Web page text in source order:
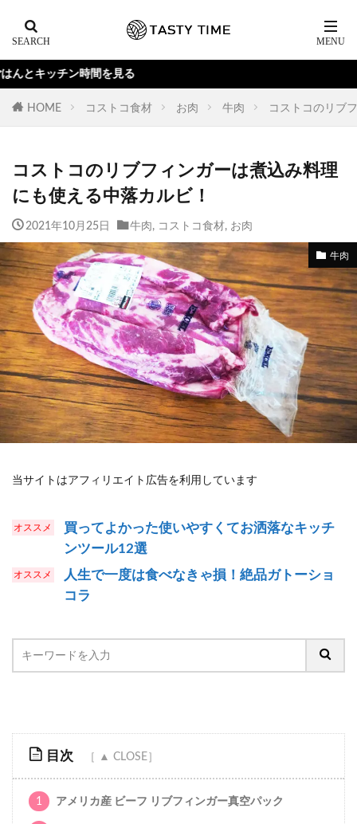
HOME コストコ食材 お肉 牛肉 コストコのリブ
コストコのリブフィンガーは煮込み料理
にも使える中落カルビ！
2021年10月25日 牛肉, コストコ食材, お肉
牛肉
当サイトはアフィリエイト広告を利用しています
買ってよかった使いやすくてお洒落なキッチ
ンツール12選
人生で一度は食べなきゃ損！絶品ガトーショ
コラ
目次
1 アメリカ産 ビーフ リブフィンガー真空パック